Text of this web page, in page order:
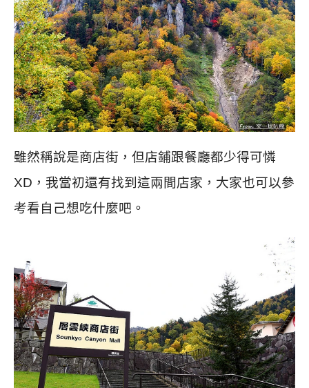
雖然稱說是商店街，但店鋪跟餐廳都少得可憐
XD，我當初還有找到這兩間店家，大家也可以參
考看自己想吃什麼吧。